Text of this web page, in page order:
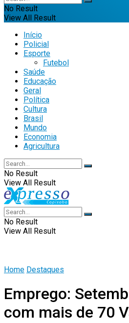
No Result
View All Result
Início
Policial
Esporte
Futebol
Saúde
Educação
Geral
Política
Cultura
Brasil
Mundo
Economia
Agricultura
No Result
View All Result
No Result
View All Result
Home Destaques
Emprego:
com mais de 70